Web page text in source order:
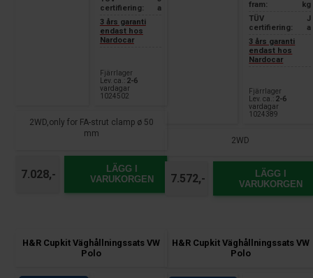
certifiering:
a
3 års garanti
endast hos
Nardocar
Fjärrlager
Lev. ca.:
2-6
vardagar
1024502
2WD,only for FA-strut clamp ø 50
mm
7.028,-
LÄGG I
VARUKORGEN
fram:
kg
TÜV
certifiering:
J
a
3 års garanti
endast hos
Nardocar
Fjärrlager
Lev. ca.: 2-6
vardagar
1024389
2WD
7.572,-
LÄGG I
VARUKORGEN
H&R Cupkit Väghållningssats VW
Polo
H&R Cupkit Väghållningssats VW
Polo